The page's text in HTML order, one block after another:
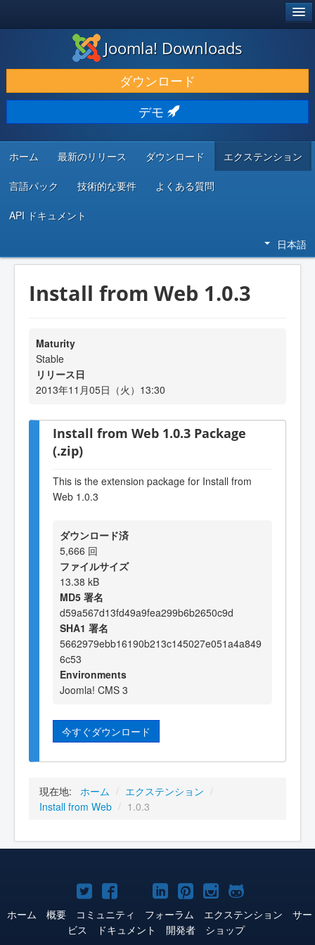
ダウンロードと機能拡張
発見と学び
コミュニティとサポート
開発者向けリソース
Joomla! Downloads
ダウンロード
デモ
ホーム 最新のリリース ダウンロード エクステンション
言語パック 技術的な要件 よくある質問
API ドキュメント
日本語
Install from Web 1.0.3
Maturity
Stable
リリース日
2013年11月05日（火）13:30
Install from Web 1.0.3 Package
(.zip)
This is the extension package for Install from
Web 1.0.3
ダウンロード済
5,666 回
ファイルサイズ
13.38 kB
MD5 署名
d59a567d13fd49a9fea299b6b2650c9d
SHA1 署名
5662979ebb16190b213c145027e051a4a849
6c53
Environments
Joomla! CMS 3
今すぐダウンロード
現在地: ホーム / エクステンション /
Install from Web / 1.0.3
Joomla!
Twitter
Joomla!
Facebook
Joomla!
YouTube
Joomla!
LinkedIn
Joomla!
Pinterest
Joomla!
Instagram
Joomla!
GitHub
ホーム 概要 コミュニティ フォーラム エクステンション
サー
ビス
ドキュメント 開発者
ショップ